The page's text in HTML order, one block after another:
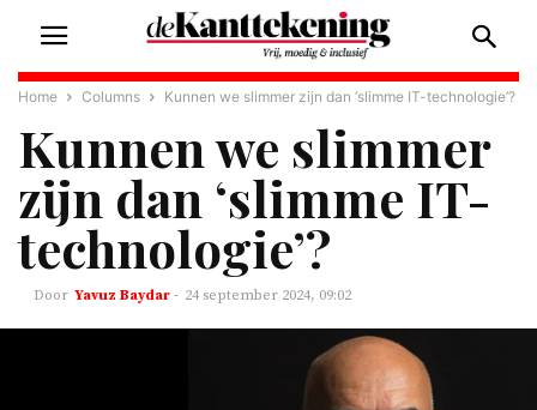
Home Columns Kunnen we slimmer zijn dan ‘slimme IT-technologie’?
Kunnen we slimmer
zijn dan ‘slimme IT-
technologie’?
Yavuz Baydar - 24 september 2024, 09:02